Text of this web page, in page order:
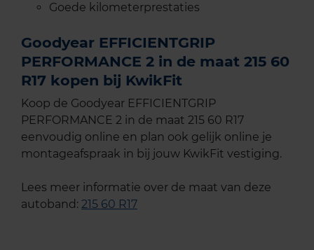
Goede kilometerprestaties
Goodyear EFFICIENTGRIP
PERFORMANCE 2 in de maat 215 60
R17 kopen bij KwikFit
Koop de Goodyear EFFICIENTGRIP
PERFORMANCE 2 in de maat 215 60 R17
eenvoudig online en plan ook gelijk online je
montageafspraak in bij jouw KwikFit vestiging.
Lees meer informatie over de maat van deze
autoband: 215 60 R17